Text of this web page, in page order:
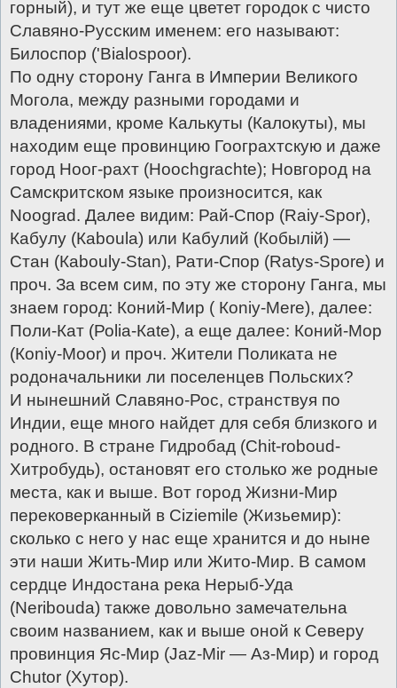
горный), и тут же еще цветет городок с чисто
Славяно-Русcким именем: его называют:
Билоспор ('Вiаlоsрооr).
По одну сторону Ганга в Империи Великого
Могола, между разными городами и
владениями, кроме Калькуты (Калокуты), мы
находим еще провинцию Гоограхтскую и даже
город Ноог-рахт (Hоосhgrасhte); Новгород на
Самскритском языке произносится, как
Nооgrаd. Далее видим: Рай-Спор (Rаiу-Sроr),
Кабулу (Каbоulа) или Кабулий (Кобылiй) —
Стан (Каbоulу-Stan), Рати-Спор (Rаtys-Sроrе) и
проч. За всем сим, по эту же сторону Ганга, мы
знаем город: Коний-Мир ( Коniу-Меrе), далее:
Поли-Кат (Роliа-Каtе), а еще далее: Коний-Мор
(Коniу-Mооr) и проч. Жители Поликата не
родоначальники ли поселенцев Польских?
И нынешний Славяно-Рос, странствуя по
Индии, еще много найдет для себя близкого и
родного. В стране Гидробад (Сhit-rоbоud-
Хитробудь), остановят его столько же родные
места, как и выше. Вот город Жизни-Мир
перековерканный в Сiziemilе (Жизьемир):
сколько с него у нас еще хранится и до ныне
эти наши Жить-Мир или Жито-Мир. В самом
сердце Индостана река Нерыб-Уда
(Neribоudа) также довольно замечательна
своим названием, как и выше оной к Северу
провинция Яс-Мир (Jaz-Mir — Аз-Мир) и город
Сhutоr (Хутор).